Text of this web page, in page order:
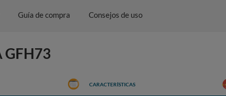
Guía de compra Consejos de uso
GFH73
CARACTERÍSTICAS